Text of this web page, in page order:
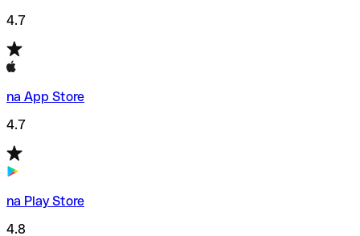
4.7
na App Store
4.7
na Play Store
4.8